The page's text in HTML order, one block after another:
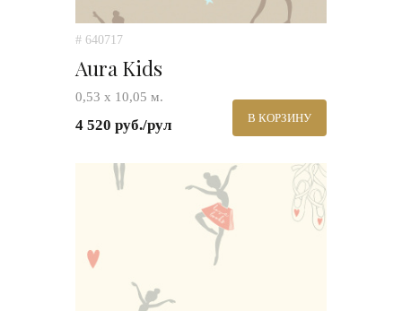
# 640717
Aura Kids
0,53 х 10,05 м.
4 520 руб./рул В КОРЗИНУ